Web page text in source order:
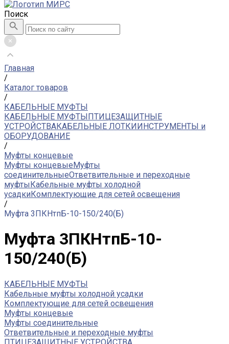
Поиск
Главная
/
Каталог товаров
/
КАБЕЛЬНЫЕ МУФТЫ
КАБЕЛЬНЫЕ МУФТЫПТИЦЕЗАЩИТНЫЕ
УСТРОЙСТВАКАБЕЛЬНЫЕ ЛОТКИИНСТРУМЕНТЫ и
ОБОРУДОВАНИЕ
/
Муфты концевые
Муфты концевыеМуфты
соединительныеОтветвительные и переходные
муфтыКабельные муфты холодной
усадкиКомплектующие для сетей освещения
/
Муфта 3ПКНтпБ-10-150/240(Б)
Муфта 3ПКНтпБ-10-
150/240(Б)
КАБЕЛЬНЫЕ МУФТЫ
Кабельные муфты холодной усадки
Комплектующие для сетей освещения
Муфты концевые
Муфты соединительные
Ответвительные и переходные муфты